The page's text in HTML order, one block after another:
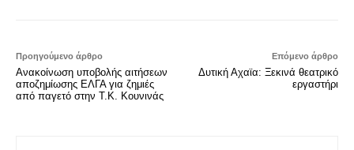
Προηγούμενο άρθρο
Ανακοίνωση υποβολής αιτήσεων
αποζημίωσης ΕΛΓΑ για ζημιές
από παγετό στην Τ.Κ. Κουνινάς
Επόμενο άρθρο
Δυτική Αχαϊα: Ξεκινά θεατρικό
εργαστήρι